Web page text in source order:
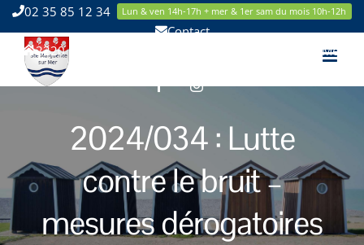
Passer
au
contenu
02 35 85 12 34 Lun & ven 14h-17h + mer & 1er sam du mois 10h-12h
Contact
2220 Route de la Mer 76119 Sainte Marguerite sur Mer
FacebookInstagram
2024/034 : Lutte
contre le bruit –
mesures dérogatoires